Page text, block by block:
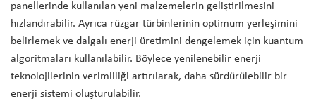
panellerinde kullanılan yeni malzemelerin geliştirilmesini
hızlandırabilir. Ayrıca rüzgar türbinlerinin optimum yerleşimini
belirlemek ve dalgalı enerji üretimini dengelemek için kuantum
algoritmaları kullanılabilir. Böylece yenilenebilir enerji
teknolojilerinin verimliliği artırılarak, daha sürdürülebilir bir
enerji sistemi oluşturulabilir.